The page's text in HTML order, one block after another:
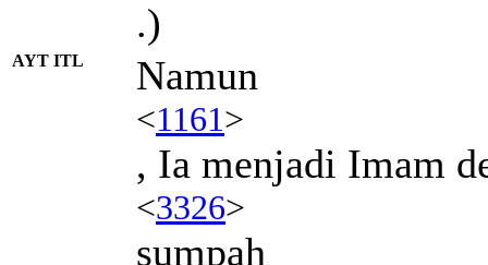
.)
AYT ITL Namun
<1161>
, Ia menjadi Imam
<3326>
sumpah